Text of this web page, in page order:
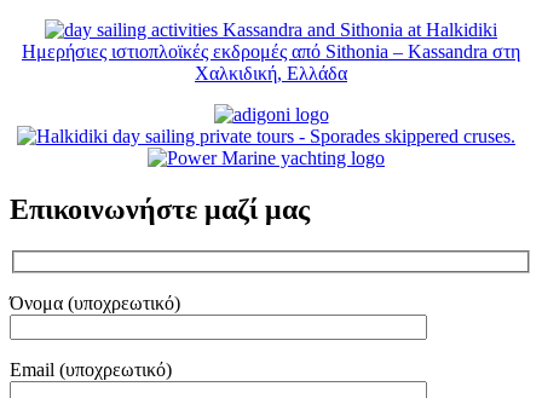
Ημερήσιες ιστιοπλοϊκές εκδρομές από Sithonia – Kassandra στη
Χαλκιδική, Ελλάδα
Επικοινωνήστε μαζί μας
Όνομα (υποχρεωτικό)
Email (υποχρεωτικό)